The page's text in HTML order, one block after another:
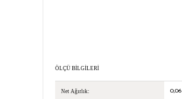
ÖLÇÜ BILGILERI
Net Ağırlık: